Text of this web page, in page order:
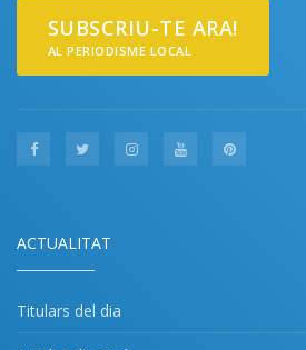
SUBSCRIU-TE ARA!
AL PERIODISME LOCAL
ACTUALITAT
Titulars del dia